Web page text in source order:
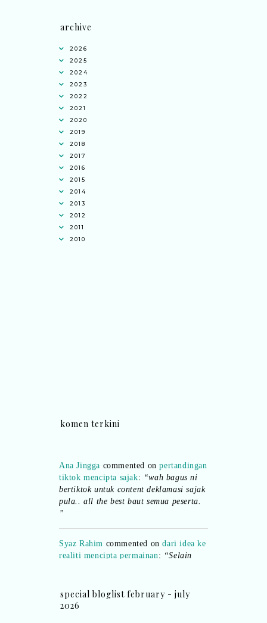
archive
2026
2025
2024
2023
2022
2021
2020
2019
2018
2017
2016
2015
2014
2013
2012
2011
2010
komen terkini
tiktok mencipta sajak:“wah bagus ni
bertiktok untuk content deklamasi sajak
pula.. all the best baut semua peserta.
”
realiti mencipta permainan:“Selain
jimat kertas, memang memudahkan
special bloglist february - july
2026